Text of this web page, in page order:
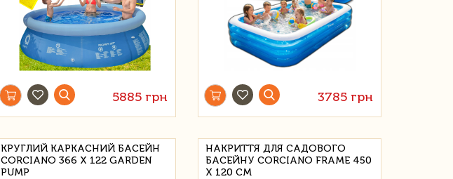
5885 грн 3785 грн
КРУГЛИЙ КАРКАСНИЙ БАСЕЙН
CORCIANO 366 X 122 GARDEN
PUMP
НАКРИТТЯ ДЛЯ САДОВОГО
БАСЕЙНУ CORCIANO FRAME 450
X 120 СМ